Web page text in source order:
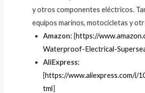
y otros componentes eléctricos.
equipos marinos, motocicletas y
Amazon: [https://
Waterproof-Electrical-
AliExpress:
[https://www.aliexpress.com/i/
tml]